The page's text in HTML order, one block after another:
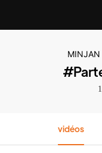
MINJAN
vidéos